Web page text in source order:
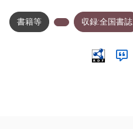
書籍等 収録:全国書誌